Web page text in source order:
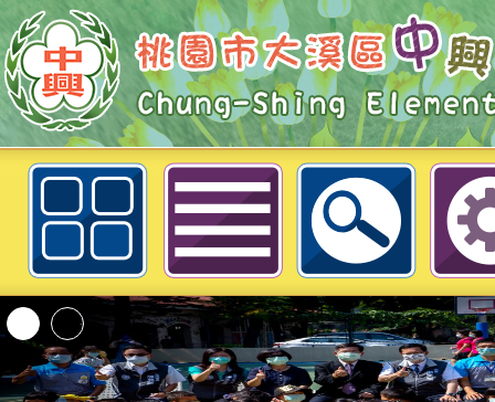
neilchestycedu佈景設計者：徐